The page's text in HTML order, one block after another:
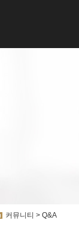
커뮤니티 > Q&A